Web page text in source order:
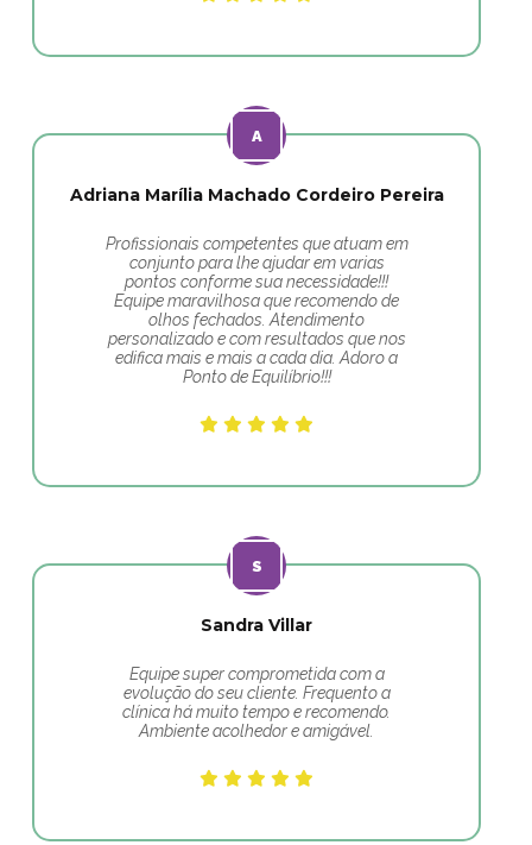
Adriana Marília Machado Cordeiro Pereira
Profissionais competentes que atuam em
conjunto para lhe ajudar em varias
pontos conforme sua necessidade!!!
Equipe maravilhosa que recomendo de
olhos fechados. Atendimento
personalizado e com resultados que nos
edifica mais e mais a cada dia. Adoro a
Ponto de Equilíbrio!!!
Sandra Villar
Equipe super comprometida com a
evolução do seu cliente. Frequento a
clínica há muito tempo e recomendo.
Ambiente acolhedor e amigável.